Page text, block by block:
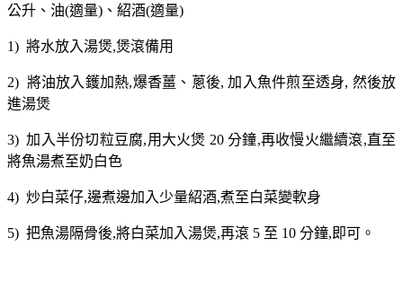
公升、油(適量)、紹酒(適量)
1) 將水放入湯煲,煲滾備用
2) 將油放入鑊加熱,爆香薑、蔥後, 加入魚件煎至透身, 然後放
進湯煲
3) 加入半份切粒豆腐,用大火煲 20 分鐘,再收慢火繼續滾,直至
將魚湯煮至奶白色
4) 炒白菜仔,邊煮邊加入少量紹酒,煮至白菜變軟身
5) 把魚湯隔骨後,將白菜加入湯煲,再滾 5 至 10 分鐘,即可。